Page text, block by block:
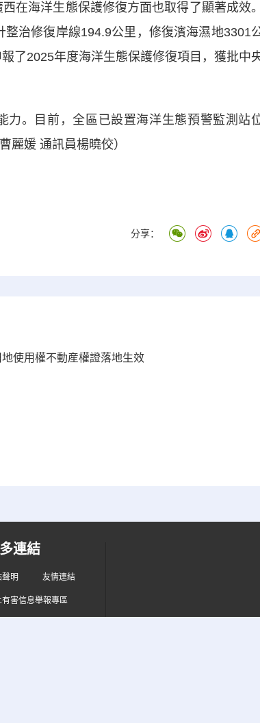
在海洋生態保護修復方面也取得了顯著成效。
治修復岸線194.9公里，修復濱海濕地3301
了2025年度海洋生態保護修復項目，獲批中
。目前，全區已設置海洋生態預警監測站
麗媛 通訊員楊曉佼）
分享：
使用權不動産權證落地生效
連結
聲明 友情連結
有害信息舉報專區